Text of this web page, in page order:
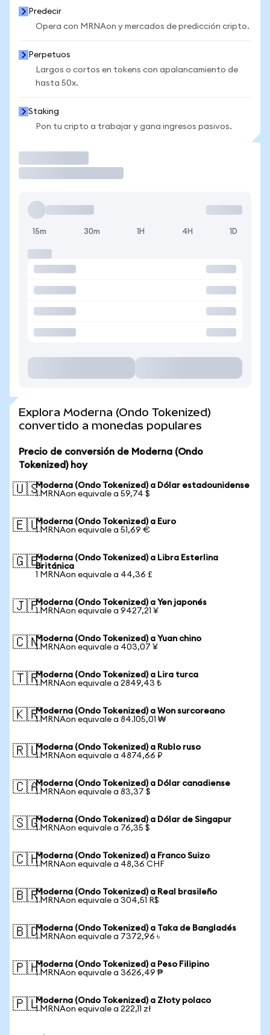
Predecir
Opera con MRNAon y mercados de predicción cripto.
Perpetuos
Largos o cortos en tokens con apalancamiento de
hasta 50x.
Staking
Pon tu cripto a trabajar y gana ingresos pasivos.
15m 30m 1H 4H 1D
Explora Moderna (Ondo Tokenized)
convertido a monedas populares
Precio de conversión de Moderna (Ondo
Tokenized) hoy
🇺🇸Moderna (Ondo Tokenized) a Dólar estadounidense
1 MRNAon equivale a 59,74 $
🇪🇺Moderna (Ondo Tokenized) a Euro
1 MRNAon equivale a 51,69 €
🇬🇧Moderna (Ondo Tokenized) a Libra Esterlina
Británica
1 MRNAon equivale a 44,36 £
🇯🇵Moderna (Ondo Tokenized) a Yen japonés
1 MRNAon equivale a 9427,21 ¥
🇨🇳Moderna (Ondo Tokenized) a Yuan chino
1 MRNAon equivale a 403,07 ¥
🇹🇷Moderna (Ondo Tokenized) a Lira turca
1 MRNAon equivale a 2849,43 ₺
🇰🇷Moderna (Ondo Tokenized) a Won surcoreano
1 MRNAon equivale a 84.105,01 ₩
🇷🇺Moderna (Ondo Tokenized) a Rublo ruso
1 MRNAon equivale a 4874,66 ₽
🇨🇦Moderna (Ondo Tokenized) a Dólar canadiense
1 MRNAon equivale a 83,37 $
🇸🇬Moderna (Ondo Tokenized) a Dólar de Singapur
1 MRNAon equivale a 76,35 $
🇨🇭Moderna (Ondo Tokenized) a Franco Suizo
1 MRNAon equivale a 48,36 CHF
🇧🇷Moderna (Ondo Tokenized) a Real brasileño
1 MRNAon equivale a 304,51 R$
🇧🇩Moderna (Ondo Tokenized) a Taka de Bangladés
1 MRNAon equivale a 7372,96 ৳
🇵🇭Moderna (Ondo Tokenized) a Peso Filipino
1 MRNAon equivale a 3626,49 ₱
🇵🇱Moderna (Ondo Tokenized) a Złoty polaco
1 MRNAon equivale a 222,11 zł